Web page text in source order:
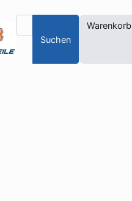
Suchen
Warenkorb